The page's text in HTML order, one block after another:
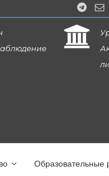
Образовательные